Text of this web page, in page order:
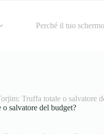
Perché il tuo
Truffa totale o salvatore
salvatore del budget?